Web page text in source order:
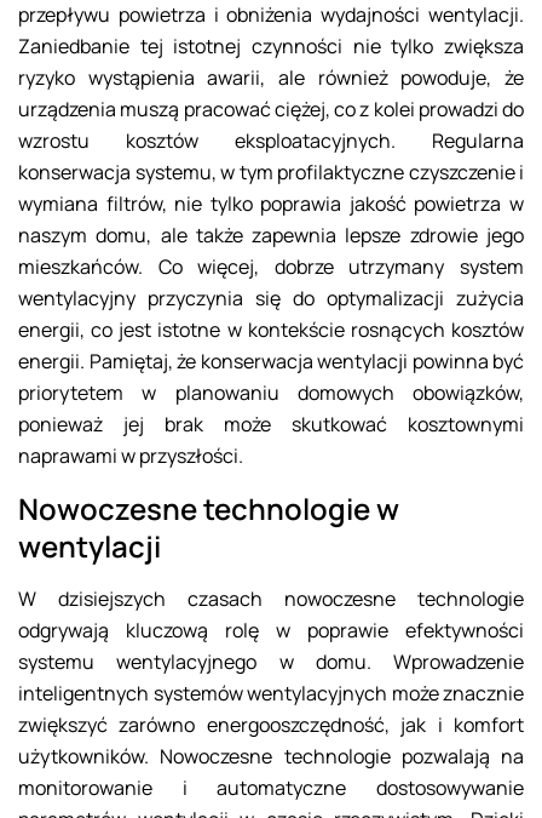
przepływu powietrza i obniżenia wydajności wentylacji.
Zaniedbanie tej istotnej czynności nie tylko zwiększa
ryzyko wystąpienia awarii, ale również powoduje, że
urządzenia muszą pracować ciężej, co z kolei prowadzi do
wzrostu kosztów eksploatacyjnych. Regularna
konserwacja systemu, w tym profilaktyczne czyszczenie i
wymiana filtrów, nie tylko poprawia jakość powietrza w
naszym domu, ale także zapewnia lepsze zdrowie jego
mieszkańców. Co więcej, dobrze utrzymany system
wentylacyjny przyczynia się do optymalizacji zużycia
energii, co jest istotne w kontekście rosnących kosztów
energii. Pamiętaj, że konserwacja wentylacji powinna być
priorytetem w planowaniu domowych obowiązków,
ponieważ jej brak może skutkować kosztownymi
naprawami w przyszłości.
Nowoczesne technologie w
wentylacji
W dzisiejszych czasach nowoczesne technologie
odgrywają kluczową rolę w poprawie efektywności
systemu wentylacyjnego w domu. Wprowadzenie
inteligentnych systemów wentylacyjnych może znacznie
zwiększyć zarówno energooszczędność, jak i komfort
użytkowników. Nowoczesne technologie pozwalają na
monitorowanie i automatyczne dostosowywanie